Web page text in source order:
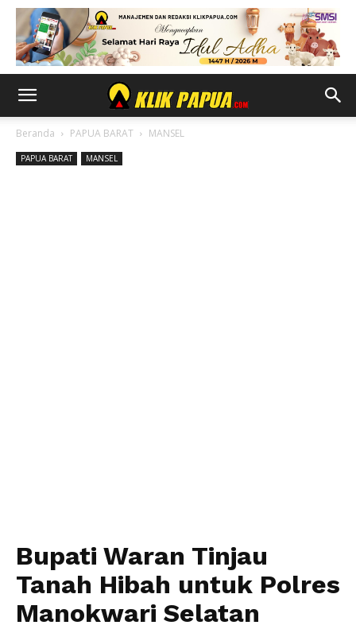
Beranda PAPUA BARAT MANSEL
PAPUA BARAT MANSEL
Bupati Waran Tinjau
Tanah Hibah untuk Polres
Manokwari Selatan